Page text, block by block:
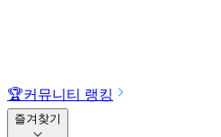
🏆커뮤니티 랭킹
즐겨찾기